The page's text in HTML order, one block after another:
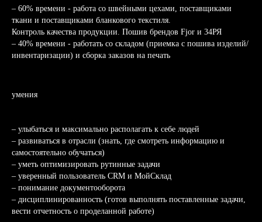
– 60% времени - работа со швейными цехами, поставщиками
ткани и поставщиками бланкового текстиля.
Контроль качества продукции. Пошив брендов Fjor и 34РЯ
– 40% времени - работать со складом (приемка с пошива изделий/
инвентаризации) и сборка заказов на печать
умения
– улыбаться и максимально располагать к себе людей
– развиваться в отрасли (знать, где смотреть информацию и
самостоятельно обучаться)
– уметь оптимизировать рутинные задачи
– уверенный пользователь CRM и МойСклад
– понимание документооборота
– дисциплинированность (готов выполнять поставленные задачи,
вести отчетность о проделанной работе)